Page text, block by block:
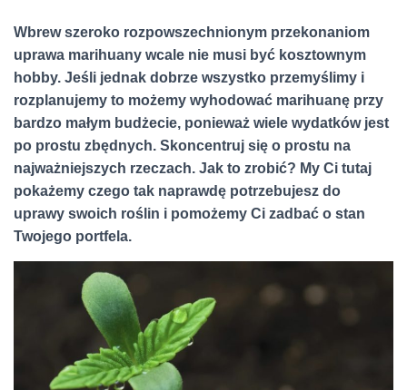
Wbrew szeroko rozpowszechnionym przekonaniom
uprawa marihuany wcale nie musi być kosztownym
hobby. Jeśli jednak dobrze wszystko przemyślimy i
rozplanujemy to możemy wyhodować marihuanę przy
bardzo małym budżecie, ponieważ wiele wydatków jest
po prostu zbędnych. Skoncentruj się o prostu na
najważniejszych rzeczach. Jak to zrobić? My Ci tutaj
pokażemy czego tak naprawdę potrzebujesz do
uprawy swoich roślin i pomożemy Ci zadbać o stan
Twojego portfela.